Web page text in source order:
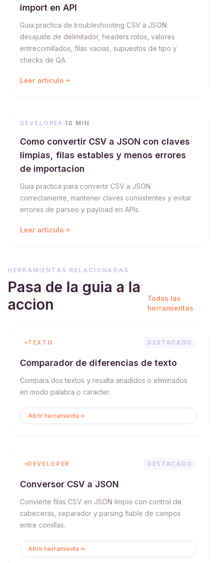
import en API
Guia practica de troubleshooting CSV a JSON:
desajuste de delimitador, headers rotos, valores
entrecomillados, filas vacias, supuestos de tipo y
checks de QA.
Leer articulo
DEVELOPER 10 MIN
Como convertir CSV a JSON con claves
limpias, filas estables y menos errores
de importacion
Guia practica para convertir CSV a JSON
correctamente, mantener claves consistentes y evitar
errores de parseo y payload en APIs.
Leer articulo
HERRAMIENTAS RELACIONADAS
Pasa de la guia a la
accion
Todas las
herramientas
TEXTO DESTACADO
Comparador de diferencias de texto
Compara dos textos y resalta anadidos o eliminados
en modo palabra o caracter.
Abrir herramienta
DEVELOPER DESTACADO
Conversor CSV a JSON
Convierte filas CSV en JSON limpio con control de
cabeceras, separador y parsing fiable de campos
entre comillas.
Abrir herramienta